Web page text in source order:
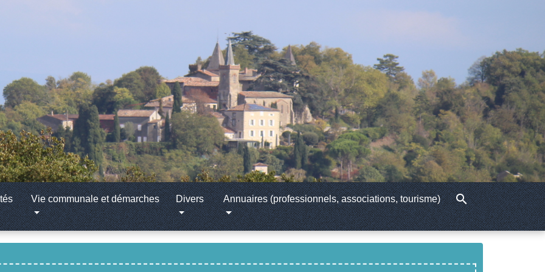
Vie communale et démarches Divers Annuaires (professionnels, associations, tourisme) search